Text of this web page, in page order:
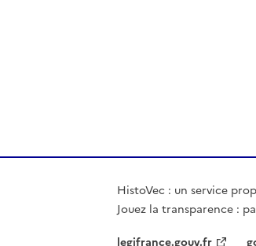
HistoVec : un service
Jouez la transparence :
legifrance.gouv.fr